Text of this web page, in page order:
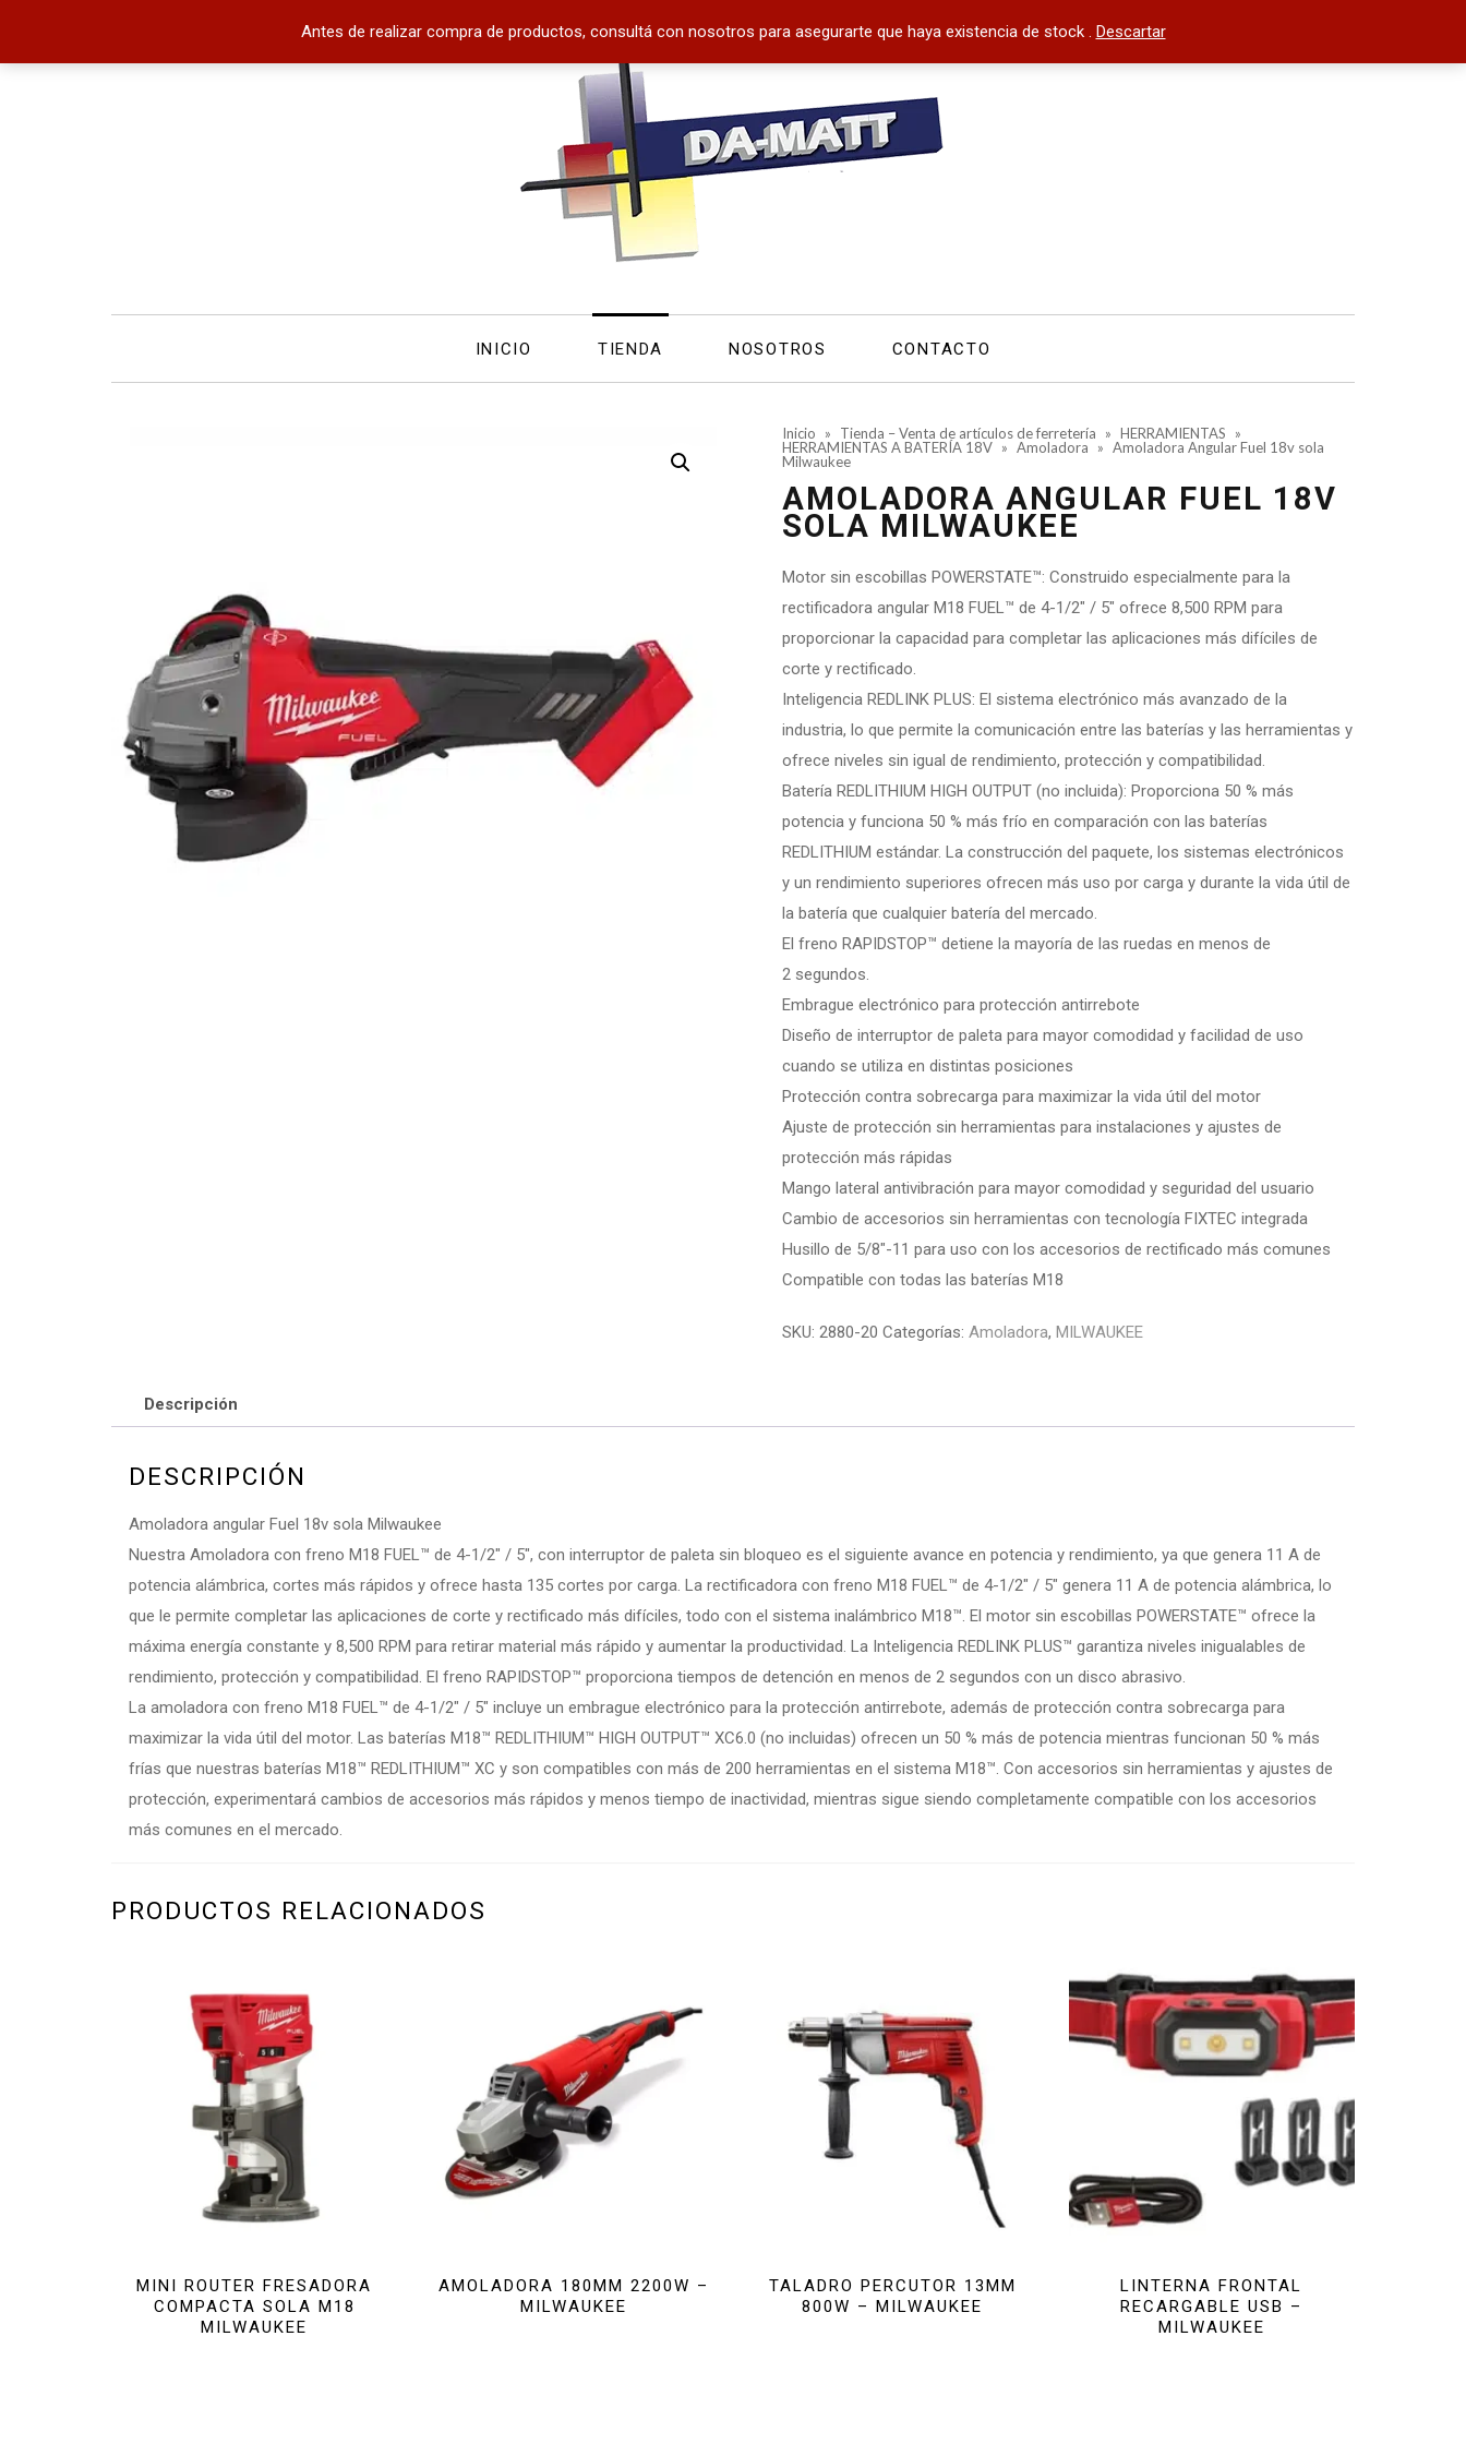
Antes de realizar compra de productos, consultá con nosotros para asegurarte que haya existencia de stock . Descartar
INICIO TIENDA NOSOTROS CONTACTO
Inicio » Tienda – Venta de artículos de ferretería » HERRAMIENTAS
»
HERRAMIENTAS A BATERÍA 18V » Amoladora » Amoladora Angular Fuel 18v sola
Milwaukee
AMOLADORA ANGULAR FUEL 18V
SOLA MILWAUKEE
Motor sin escobillas POWERSTATE™: Construido especialmente para la
rectificadora angular M18 FUEL™ de 4-1/2″ / 5″ ofrece 8,500 RPM para
proporcionar la capacidad para completar las aplicaciones más difíciles de
corte y rectificado.
Inteligencia REDLINK PLUS: El sistema electrónico más avanzado de la
industria, lo que permite la comunicación entre las baterías y las herramientas y
ofrece niveles sin igual de rendimiento, protección y compatibilidad.
Batería REDLITHIUM HIGH OUTPUT (no incluida): Proporciona 50 % más
potencia y funciona 50 % más frío en comparación con las baterías
REDLITHIUM estándar. La construcción del paquete, los sistemas electrónicos
y un rendimiento superiores ofrecen más uso por carga y durante la vida útil de
la batería que cualquier batería del mercado.
El freno RAPIDSTOP™ detiene la mayoría de las ruedas en menos de
2 segundos.
Embrague electrónico para protección antirrebote
Diseño de interruptor de paleta para mayor comodidad y facilidad de uso
cuando se utiliza en distintas posiciones
Protección contra sobrecarga para maximizar la vida útil del motor
Ajuste de protección sin herramientas para instalaciones y ajustes de
protección más rápidas
Mango lateral antivibración para mayor comodidad y seguridad del usuario
Cambio de accesorios sin herramientas con tecnología FIXTEC integrada
Husillo de 5/8″-11 para uso con los accesorios de rectificado más comunes
Compatible con todas las baterías M18
SKU: 2880-20 Categorías: Amoladora, MILWAUKEE
Descripción
DESCRIPCIÓN
Amoladora angular Fuel 18v sola Milwaukee
Nuestra Amoladora con freno M18 FUEL™ de 4-1/2″ / 5″, con interruptor de paleta sin bloqueo es el siguiente avance en potencia y rendimiento, ya que genera 11 A de
potencia alámbrica, cortes más rápidos y ofrece hasta 135 cortes por carga. La rectificadora con freno M18 FUEL™ de 4-1/2″ / 5″ genera 11 A de potencia alámbrica, lo
que le permite completar las aplicaciones de corte y rectificado más difíciles, todo con el sistema inalámbrico M18™. El motor sin escobillas POWERSTATE™ ofrece la
máxima energía constante y 8,500 RPM para retirar material más rápido y aumentar la productividad. La Inteligencia REDLINK PLUS™ garantiza niveles inigualables de
rendimiento, protección y compatibilidad. El freno RAPIDSTOP™ proporciona tiempos de detención en menos de 2 segundos con un disco abrasivo.
La amoladora con freno M18 FUEL™ de 4-1/2″ / 5″ incluye un embrague electrónico para la protección antirrebote, además de protección contra sobrecarga para
maximizar la vida útil del motor. Las baterías M18™ REDLITHIUM™ HIGH OUTPUT™ XC6.0 (no incluidas) ofrecen un 50 % más de potencia mientras funcionan 50 % más
frías que nuestras baterías M18™ REDLITHIUM™ XC y son compatibles con más de 200 herramientas en el sistema M18™. Con accesorios sin herramientas y ajustes de
protección, experimentará cambios de accesorios más rápidos y menos tiempo de inactividad, mientras sigue siendo completamente compatible con los accesorios
más comunes en el mercado.
PRODUCTOS RELACIONADOS
MINI ROUTER FRESADORA
COMPACTA SOLA M18
MILWAUKEE
AMOLADORA 180MM 2200W –
MILWAUKEE
TALADRO PERCUTOR 13MM
800W – MILWAUKEE
LINTERNA FRONTAL
RECARGABLE USB –
MILWAUKEE